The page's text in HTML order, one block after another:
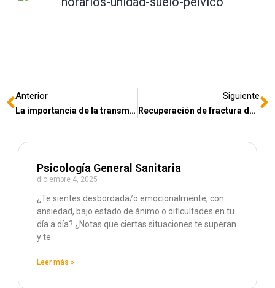
Anterior
La importancia de la transmisión de la vibración de impacto en la periostitis
Siguiente
Recuperación de fractura de codo con prótesis
Psicología General Sanitaria
diciembre 4, 2025
¿Te sientes desbordada/o emocionalmente, con
ansiedad, bajo estado de ánimo o dificultades en tu
día a día? ¿Notas que ciertas situaciones te superan
y te
Leer más »